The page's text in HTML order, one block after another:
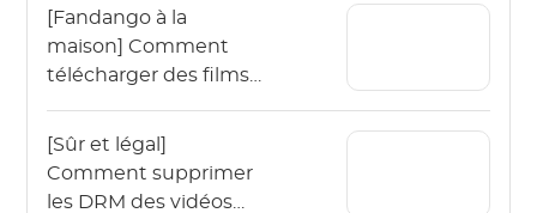
[Fandango à la
maison] Comment
télécharger des films
2026 ?
[Sûr et légal]
Comment supprimer
les DRM des vidéos